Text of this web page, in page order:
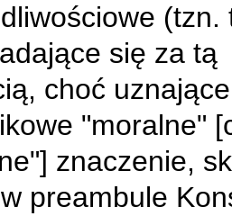
(tzn.
się za tą
choć
"moralne"
znaczenie,
preambule